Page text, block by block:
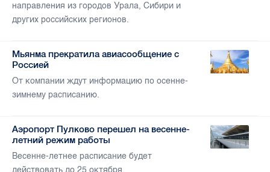
направления из городов Урала, Сибири и
других российских регионов.
Мьянма прекратила авиасообщение с
Россией
От компании ждут информацию по осенне-
зимнему расписанию.
Аэропорт Пулково перешел на весенне-
летний режим работы
Весенне-летнее расписание будет